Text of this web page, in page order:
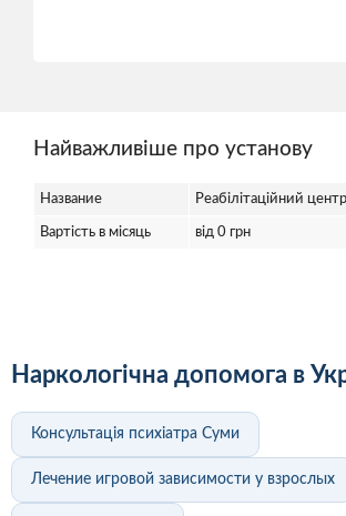
Найважливіше про установу
Название Реабілітаційний
Вартість в місяць від 0 грн
Наркологічна допомога в
Консультація психіатра Суми
Лечение игровой зависимости у взрослых